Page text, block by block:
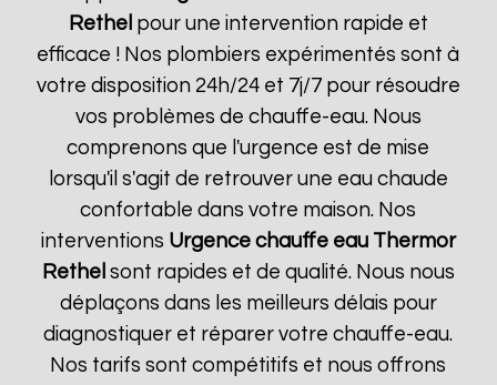
Rethel pour une intervention rapide et
efficace ! Nos plombiers expérimentés sont à
votre disposition 24h/24 et 7j/7 pour résoudre
vos problèmes de chauffe-eau. Nous
comprenons que l'urgence est de mise
lorsqu'il s'agit de retrouver une eau chaude
confortable dans votre maison. Nos
interventions Urgence chauffe eau Thermor
Rethel sont rapides et de qualité. Nous nous
déplaçons dans les meilleurs délais pour
diagnostiquer et réparer votre chauffe-eau.
Nos tarifs sont compétitifs et nous offrons